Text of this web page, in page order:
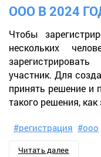
ООО В 2024
Чтобы
нескольких
участник. Для
принять решение и
такого решения,
#регистрация #ооо
Читать далее